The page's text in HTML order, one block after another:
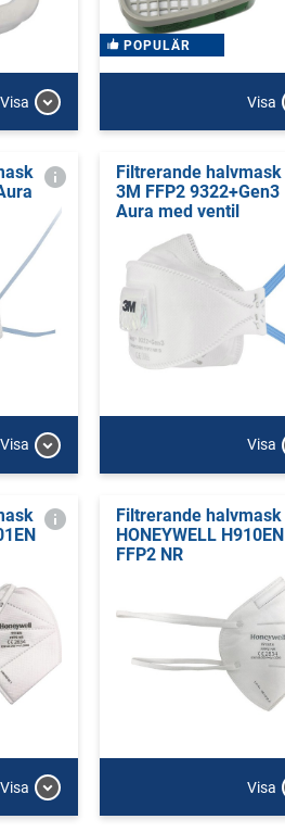
Visa
POPULÄR
Visa
Visa
Filtrerande halvmask
3M FFP2 9322+Gen3
Aura med ventil
Visa
Visa
Filtrerande halvmask
HONEYWELL H910EN
FFP2 NR
Visa